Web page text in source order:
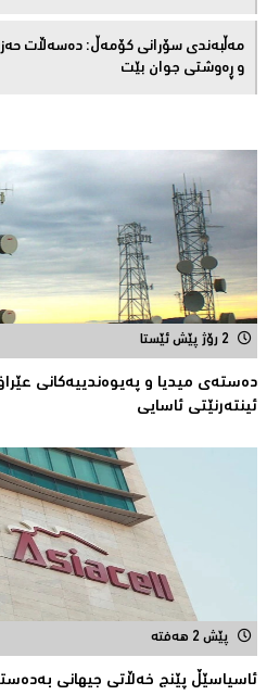
مەڵبەندى سۆرانى کۆمەڵ: دەسەڵات
و ڕەوشتى جوان بێت
2 رۆژ پێش ئێستا
دەستەی میدیا و پەیوەندییەكانی
ئینتەرنێتی ئاسایی
پێش 2 هەفتە
ئاسیاسێڵ پێنج خەڵاتی جیهانى